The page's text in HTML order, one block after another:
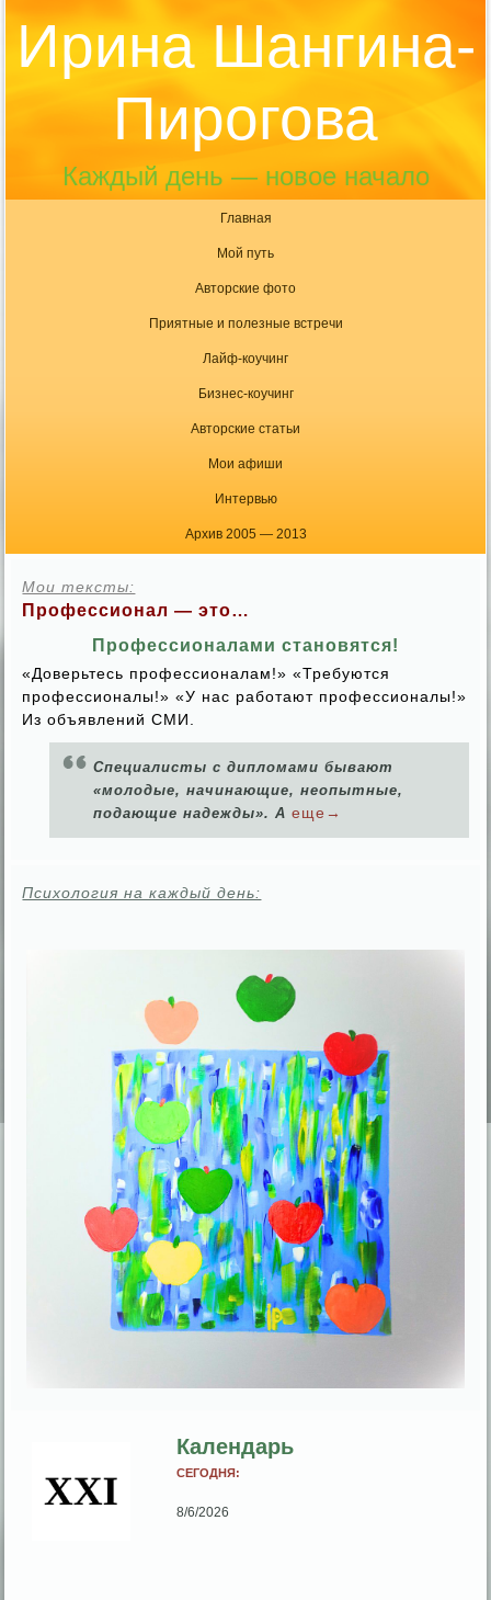
Ирина Шангина-
Пирогова
Каждый день — новое начало
Главная
Мой путь
Авторские фото
Приятные и полезные встречи
Лайф-коучинг
Бизнес-коучинг
Авторские статьи
Мои афиши
Интервью
Архив 2005 — 2013
Мои тексты:
Профессионал — это…
Профессионалами становятся!
«Доверьтесь профессионалам!» «Требуются
профессионалы!» «У нас работают профессионалы!»
Из объявлений СМИ.
Специалисты с дипломами бывают
«молодые, начинающие, неопытные,
подающие надежды». Аеще→
Психология на каждый день:
Календарь
СЕГОДНЯ:
8/6/2026